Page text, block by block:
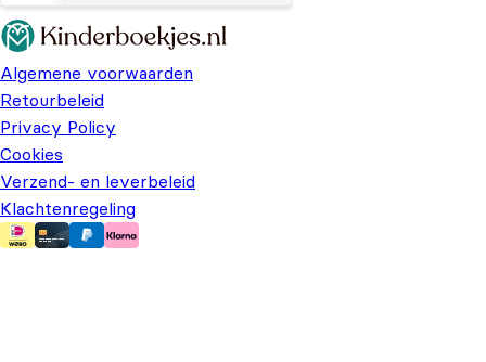
Algemene voorwaarden
Retourbeleid
Privacy Policy
Cookies
Verzend- en leverbeleid
Klachtenregeling